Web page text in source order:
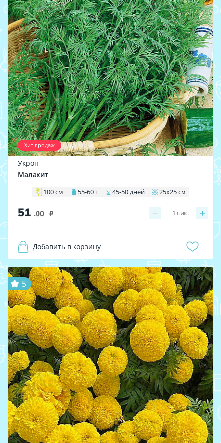
Хит продаж
Укроп
Малахит
100 см 55-60 г 45-50 дней 25х25 см
51 .00 i − +
1 пак.
Добавить в корзину
5